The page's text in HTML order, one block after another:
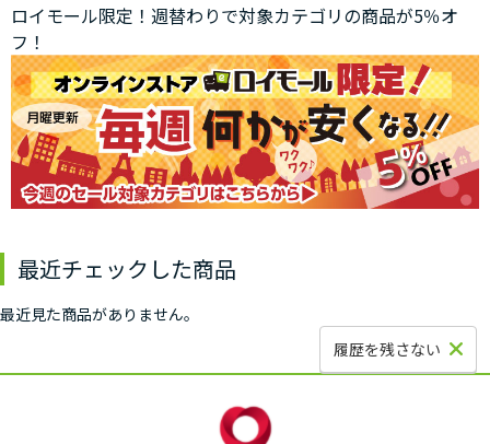
ロイモール限定！週替わりで対象カテゴリの商品が5％オ
フ！
最近チェックした商品
最近見た商品がありません。
履歴を残さない